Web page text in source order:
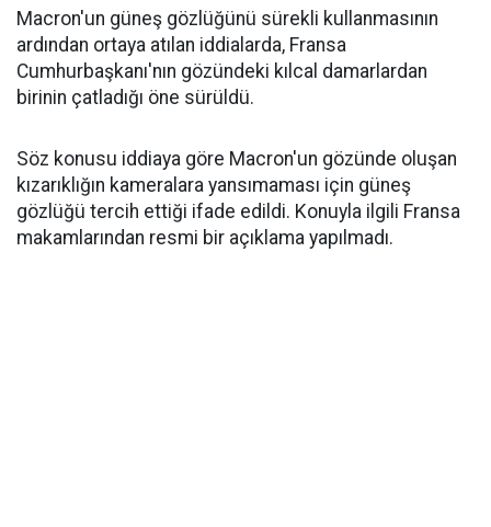
Macron'un güneş gözlüğünü sürekli kullanmasının
ardından ortaya atılan iddialarda, Fransa
Cumhurbaşkanı'nın gözündeki kılcal damarlardan
birinin çatladığı öne sürüldü.
Söz konusu iddiaya göre Macron'un gözünde oluşan
kızarıklığın kameralara yansımaması için güneş
gözlüğü tercih ettiği ifade edildi. Konuyla ilgili Fransa
makamlarından resmi bir açıklama yapılmadı.